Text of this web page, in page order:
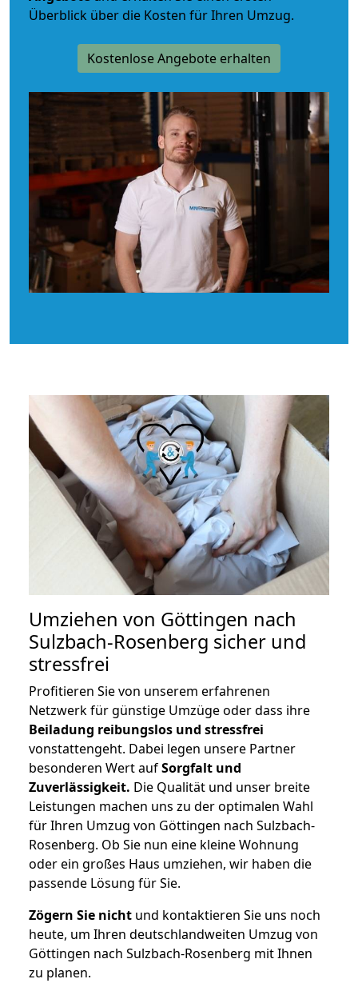
Überblick über die Kosten für Ihren Umzug.
Kostenlose Angebote erhalten
Umziehen von Göttingen nach
Sulzbach-Rosenberg sicher und
stressfrei
Profitieren Sie von unserem erfahrenen
Netzwerk für günstige Umzüge oder dass ihre
Beiladung reibungslos und stressfrei
vonstattengeht. Dabei legen unsere Partner
besonderen Wert aufSorgfalt und
Zuverlässigkeit. Die Qualität und unser breite
Leistungen machen uns zu der optimalen Wahl
für Ihren Umzug von Göttingen nach Sulzbach-
Rosenberg. Ob Sie nun eine kleine Wohnung
oder ein großes Haus umziehen, wir haben die
passende Lösung für Sie.
Zögern Sie nicht und kontaktieren Sie uns noch
heute, um Ihren deutschlandweiten Umzug von
Göttingen nach Sulzbach-Rosenberg mit Ihnen
zu planen.